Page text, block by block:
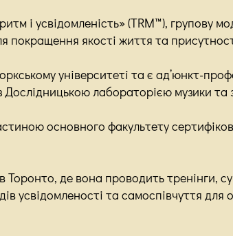
і усвідомленість» (TRM™), групову
покращення якості життя та
університеті та є ад’юнкт-
Дослідницькою лабораторією музики та
основного факультету
де вона проводить тренінги,
усвідомленості та самоспівчуття для